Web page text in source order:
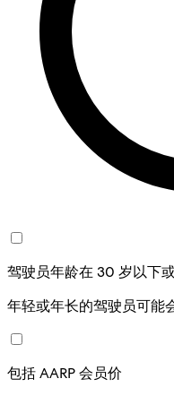
驾驶员年龄在 30 岁以下
年轻或年长的驾驶员可能
包括 AARP 会员价